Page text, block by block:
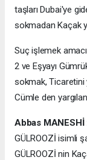
taşları Dubai'ye
sokmadan Kaçak
Suç işlemek
2 ve Eşyayı
sokmak, Ticaretini
Cümle den
Abbas MANESHİ
GÜLROOZİ isimli
GÜLROOZİ nin